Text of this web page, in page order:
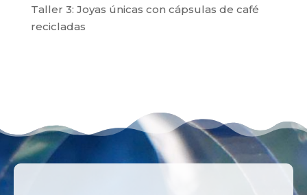
Taller 3: Joyas únicas con cápsulas de café
recicladas